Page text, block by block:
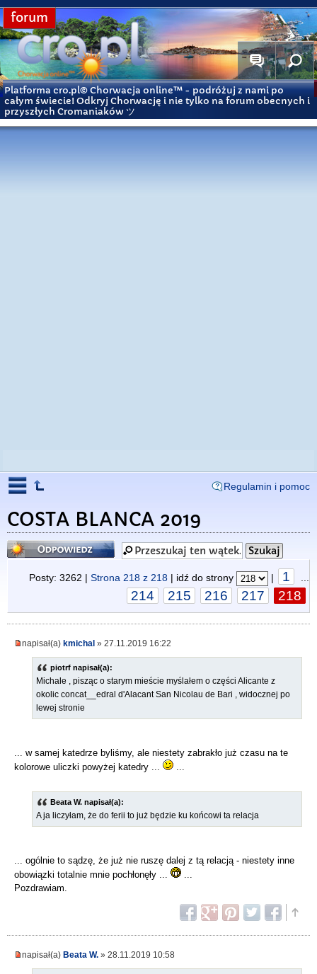
forum
Platforma cro.pl© Chorwacja online™ - podróżuj z nami po
całym świecie! Odkryj Chorwację i nie tylko na forum obecnych i
przyszłych Cromaniaków ツ
Regulamin i pomoc
COSTA BLANCA 2019
Odpowiedz
Posty: 3262 | Strona 218 z 218 | idź do strony | 1
214 215 216 217 218
napisał(a) kmichal » 27.11.2019 16:22
piotrf napisał(a):
Michale , pisząc o starym mieście myślałem o części Alicante z
okolic concat__edral d'Alacant San Nicolau de Bari , widocznej po
lewej stronie
... w samej katedrze byliśmy, ale niestety zabrakło już czasu na te
kolorowe uliczki powyżej katedry ...
...
Beata W. napisał(a):
A ja liczyłam, że do ferii to już będzie ku końcowi ta relacja
... ogólnie to sądzę, że już nie ruszę dalej z tą relacją - niestety inne
obowiązki totalnie mnie pochłonęły ...
...
Pozdrawiam.
napisał(a) Beata W. » 28.11.2019 10:58